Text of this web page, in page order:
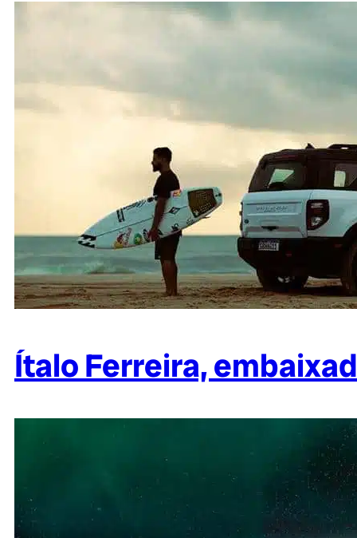
Ítalo Ferreira,